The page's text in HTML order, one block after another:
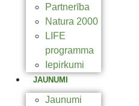
Partnerība
Natura 2000
LIFE
programma
Iepirkumi
JAUNUMI
Jaunumi